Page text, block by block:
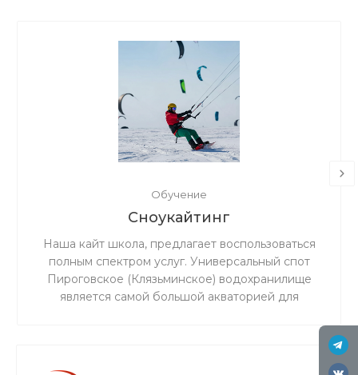
Обучение
Сноукайтинг
Наша кайт школа, предлагает воспользоваться
полным спектром услуг. Универсальный спот
Пироговское (Клязьминское) водохранилище
является самой большой акваторией для
льду мокро или нет снега, мы занимаемся на